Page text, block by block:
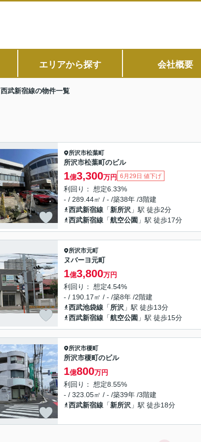
エリアから探す 会社概要
西武新宿線の物件一覧
所沢市松葉町
所沢市松葉町のビル
1億3,300万円 6月29日 値下げ
利回り： 想定6.33%
- / 289.44㎡ / - /築38年 /3階建
西武新宿線 「新所沢 」駅 徒歩2分
西武新宿線 「航空公園 」駅 徒歩17分
所沢市元町
ヌバーヨ元町
1億3,800万円
利回り： 想定4.54%
- / 190.17㎡ / - /築8年 /2階建
西武池袋線 「所沢 」駅 徒歩13分
西武新宿線 「航空公園 」駅 徒歩15分
所沢市榎町
所沢市榎町のビル
1億800万円
利回り： 想定8.55%
- / 323.05㎡ / - /築39年 /3階建
西武新宿線 「新所沢 」駅 徒歩18分